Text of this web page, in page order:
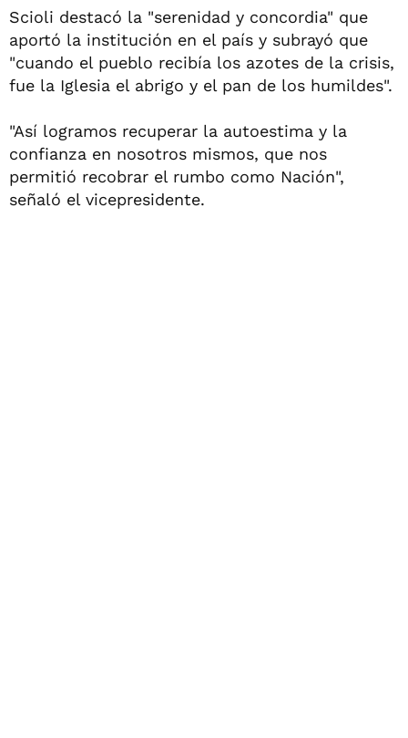
Scioli destacó la "serenidad y concordia" que
aportó la institución en el país y subrayó que
"cuando el pueblo recibía los azotes de la crisis,
fue la Iglesia el abrigo y el pan de los humildes".
"Así logramos recuperar la autoestima y la
confianza en nosotros mismos, que nos
permitió recobrar el rumbo como Nación",
señaló el vicepresidente.